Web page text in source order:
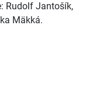
Rudolf Jantošík,
Mäkká.